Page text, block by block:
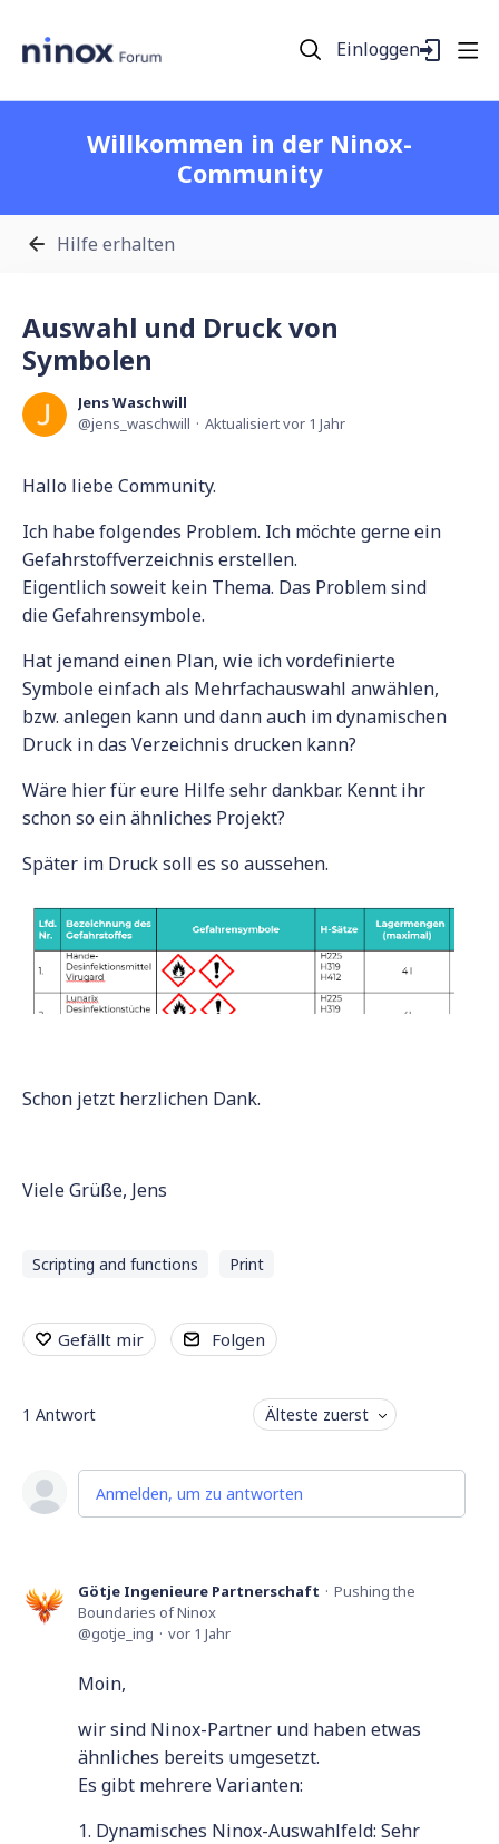
Einloggen
Willkommen in der Ninox-
Community
Hilfe erhalten
Auswahl und Druck von
Symbolen
Jens Waschwill
jens_waschwill
Aktualisiertvor 1 Jahr
Hallo liebe Community.
Ich habe folgendes Problem. Ich möchte gerne ein
Gefahrstoffverzeichnis erstellen.
Eigentlich soweit kein Thema. Das Problem sind
die Gefahrensymbole.
Hat jemand einen Plan, wie ich vordefinierte
Symbole einfach als Mehrfachauswahl anwählen,
bzw. anlegen kann und dann auch im dynamischen
Druck in das Verzeichnis drucken kann?
Wäre hier für eure Hilfe sehr dankbar. Kennt ihr
schon so ein ähnliches Projekt?
Später im Druck soll es so aussehen.
Schon jetzt herzlichen Dank.
Viele Grüße, Jens
Scripting and functions Print
Gefällt mir Folgen
1 Antwort Älteste zuerst
Anmelden, um zu antworten
Götje Ingenieure Partnerschaft
Pushing the
Boundaries of Ninox
gotje_ing
vor 1 Jahr
Moin,
wir sind Ninox-Partner und haben etwas
ähnliches bereits umgesetzt.
Es gibt mehrere Varianten:
1. Dynamisches Ninox-Auswahlfeld: Sehr